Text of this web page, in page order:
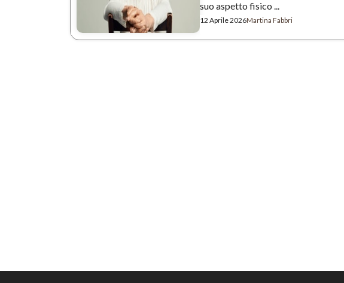
suo aspetto fisico ...
12 Aprile 2026Martina Fabbri